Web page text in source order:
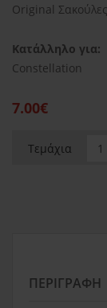
Original
Κατάλληλο για:
Constellation
7.00€
Τεμάχια
ΠΕΡΙΓΡΑΦΉ